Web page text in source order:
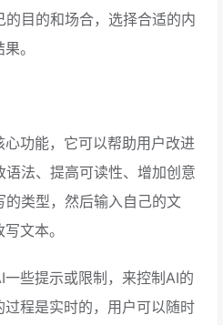
目的和场合，选择合适的内
。
功能，它可以帮助用户改进
法、提高可读性、增加创意
类型，然后输入自己的文
文本。
些提示或限制，来控制AI的
程是实时的，用户可以随时